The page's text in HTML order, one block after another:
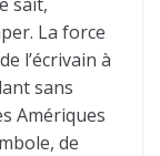
La force
l’écrivain à
sans
Amériques
de